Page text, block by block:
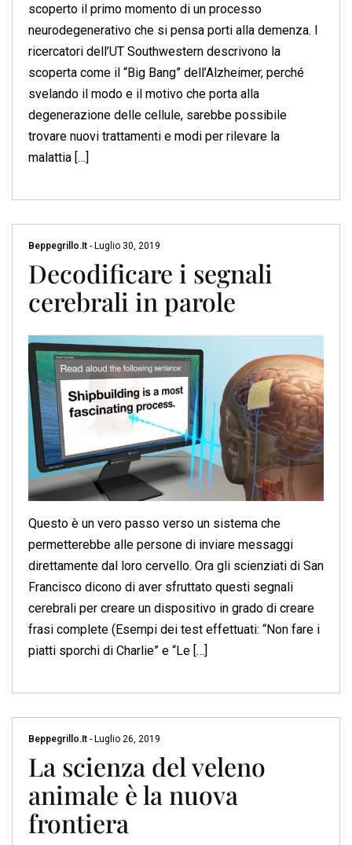
scoperto il primo momento di un processo
neurodegenerativo che si pensa porti alla demenza. I
ricercatori dell’UT Southwestern descrivono la
scoperta come il “Big Bang” dell’Alzheimer, perché
svelando il modo e il motivo che porta alla
degenerazione delle cellule, sarebbe possibile
trovare nuovi trattamenti e modi per rilevare la
malattia […]
Beppegrillo.it - Luglio 30, 2019
Decodificare i segnali
cerebrali in parole
Questo è un vero passo verso un sistema che
permetterebbe alle persone di inviare messaggi
direttamente dal loro cervello. Ora gli scienziati di San
Francisco dicono di aver sfruttato questi segnali
cerebrali per creare un dispositivo in grado di creare
frasi complete (Esempi dei test effettuati: “Non fare i
piatti sporchi di Charlie” e “Le […]
Beppegrillo.it - Luglio 26, 2019
La scienza del veleno
animale è la nuova
frontiera